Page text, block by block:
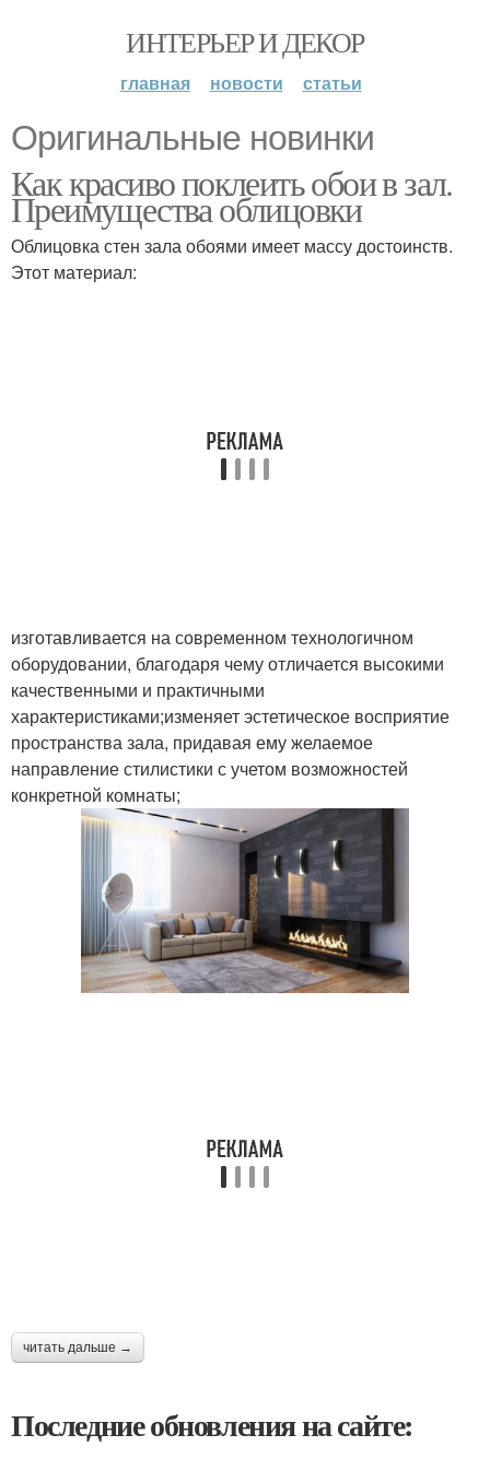
ИНТЕРЬЕР И ДЕКОР
главная новости статьи
Оригинальные новинки
Как красиво поклеить обои в зал.
Преимущества облицовки
Облицовка стен зала обоями имеет массу достоинств.
Этот материал:
изготавливается на современном технологичном
оборудовании, благодаря чему отличается высокими
качественными и практичными
характеристиками;изменяет эстетическое восприятие
пространства зала, придавая ему желаемое
направление стилистики с учетом возможностей
конкретной комнаты;
читать дальше →
Последние обновления на сайте: